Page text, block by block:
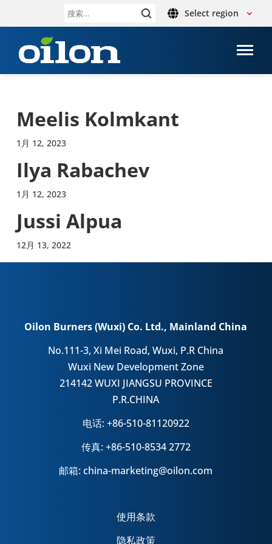
搜 Select region
Meelis Kolmkant
1月 12, 2023
Ilya Rabachev
1月 12, 2023
Jussi Alpua
12月 13, 2022
Oilon Burners (Wuxi) Co. Ltd., Mainland China
No.111-3, Xi Mei Road, Wuxi, P.R China
Wuxi New Development Zone
214142 WUXI JIANGSU PROVINCE
P.R.CHINA
电话: +86-510-81120922
传真: +86-510-8534 2772
邮箱: china-marketing@oilon.com
使用条款
隐私政策